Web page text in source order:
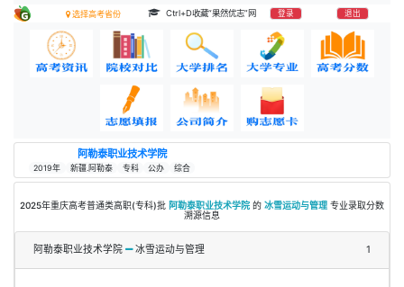
选择高考省份 Ctrl+D收藏“果然优志”网 登录 退出
阿勒泰职业技术学院
2019年 新疆.阿勒泰 专科 公办 综合
2025年重庆高考普通类高职(专科)批 阿勒泰职业技术学院 的 冰雪运动与管理 专业录取分数
溯源信息
阿勒泰职业技术学院 冰雪运动与管理 1